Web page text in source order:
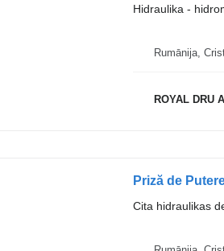
Hidraulika -
Rumānija,
ROYAL DRU
Priză de
Cita hidraulikas